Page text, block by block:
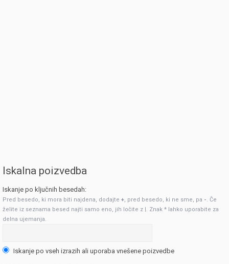
Iskalna poizvedba
Iskanje po ključnih besedah:
Pred besedo, ki mora biti najdena, dodajte +, pred besedo, ki ne sme, pa -. Če
želite iz seznama besed najti samo eno, jih ločite z |. Znak * lahko uporabite za
delna ujemanja.
Iskanje po vseh izrazih ali uporaba vnešene poizvedbe